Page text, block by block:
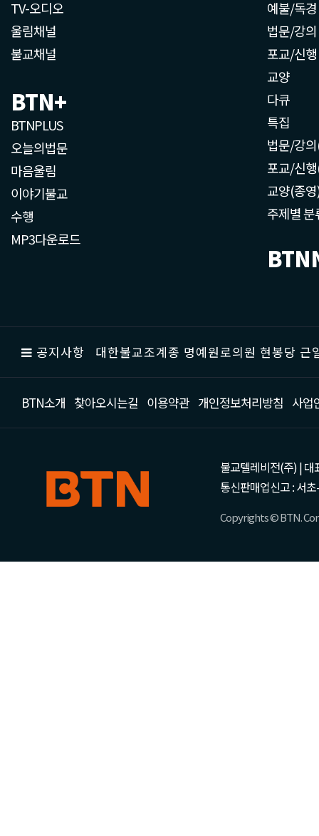
TV-오디오
울림채널
불교채널
BTN+
BTNPLUS
오늘의법문
마음울림
이야기불교
수행
MP3다운로드
예불/독경
법문/강의
포교/신행
교양
다큐
특집
법문/강
포교/신
교양(종
주제별 분
공지사항 대한불교조계종 명예원로의원 현봉당
BTN소개 찾아오시는길 이용약관 개인정보처리방침 사업
불교텔레비전(주) | 대
통신판매업신고 : 서
Copyrights © BTN.